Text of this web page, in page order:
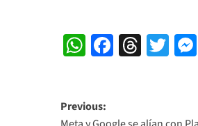
WhatsApp
Post
Previous: